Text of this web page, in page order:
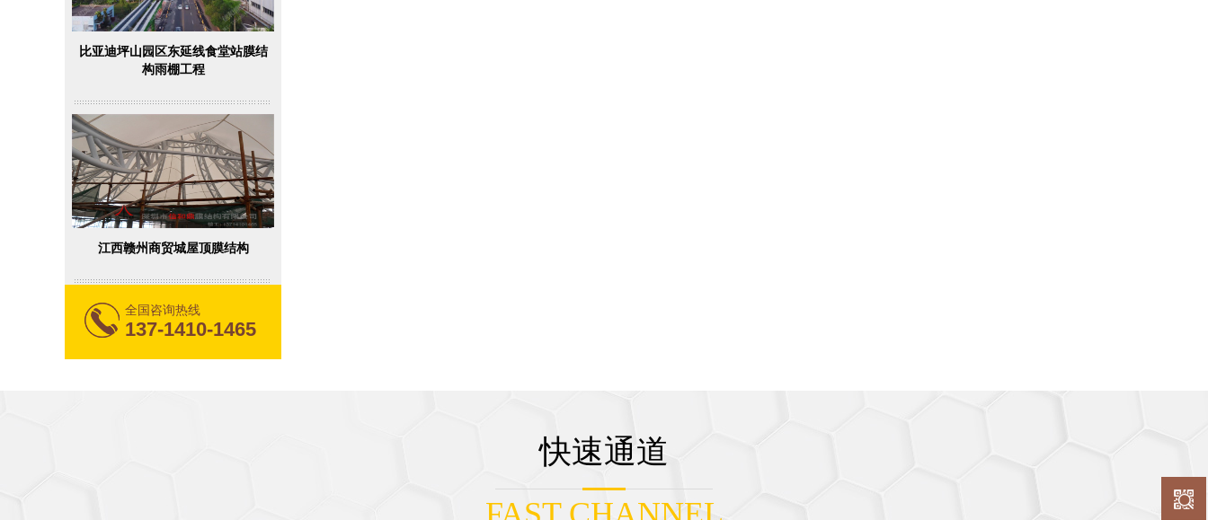
比亚迪坪山园区东延线食堂站膜结
构雨棚工程
江西赣州商贸城屋顶膜结构
全国咨询热线
137-1410-1465
快速通道